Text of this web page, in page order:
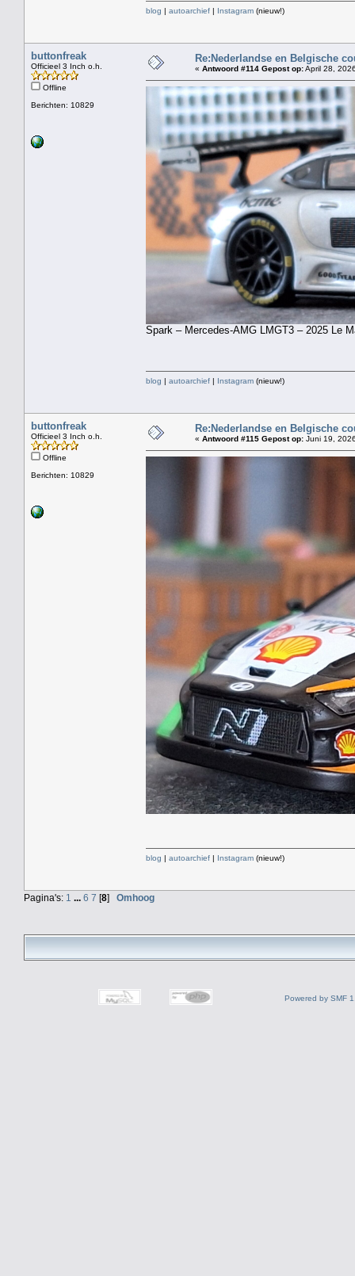
blog | autoarchief | Instagram (nieuw!)
buttonfreak
Officieel 3 Inch o.h.
Offline
Berichten: 10829
Re:Nederlandse en Belgische
« Antwoord #114 Gepost op:April 28,
Spark – Mercedes-AMG LMGT3 – 2025 Le
blog | autoarchief | Instagram (nieuw!)
buttonfreak
Officieel 3 Inch o.h.
Offline
Berichten: 10829
Re:Nederlandse en Belgische
« Antwoord #115 Gepost op: Juni 19,
blog | autoarchief | Instagram (nieuw!)
Pagina's: 1 ... 6 7 [8] Omhoog
Powered by SMF